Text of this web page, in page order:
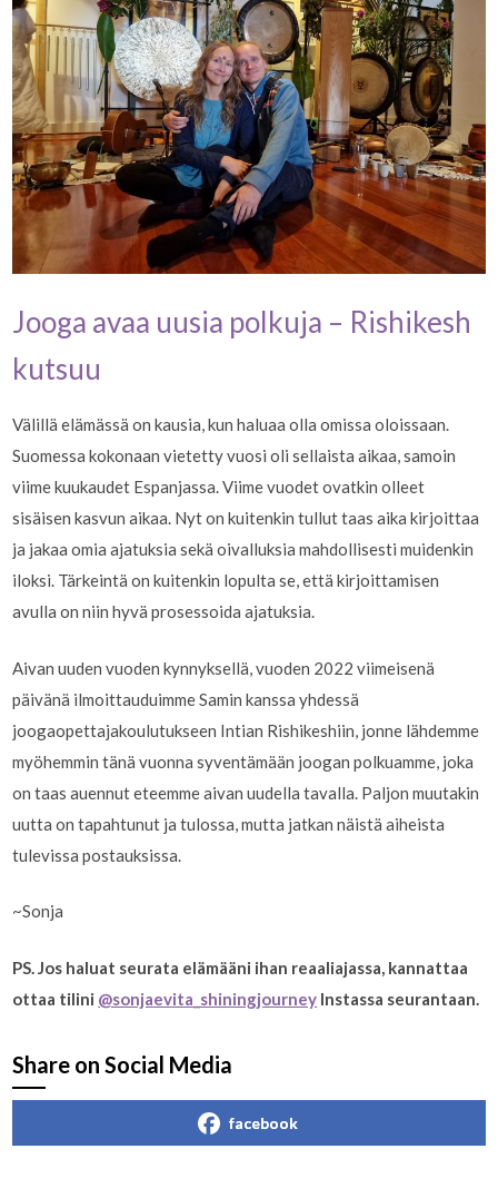
Jooga avaa uusia polkuja – Rishikesh
kutsuu
Välillä elämässä on kausia, kun haluaa olla omissa oloissaan.
Suomessa kokonaan vietetty vuosi oli sellaista aikaa, samoin
viime kuukaudet Espanjassa. Viime vuodet ovatkin olleet
sisäisen kasvun aikaa. Nyt on kuitenkin tullut taas aika kirjoittaa
ja jakaa omia ajatuksia sekä oivalluksia mahdollisesti muidenkin
iloksi. Tärkeintä on kuitenkin lopulta se, että kirjoittamisen
avulla on niin hyvä prosessoida ajatuksia.
Aivan uuden vuoden kynnyksellä, vuoden 2022 viimeisenä
päivänä ilmoittauduimme Samin kanssa yhdessä
joogaopettajakoulutukseen Intian Rishikeshiin, jonne lähdemme
myöhemmin tänä vuonna syventämään joogan polkuamme, joka
on taas auennut eteemme aivan uudella tavalla. Paljon muutakin
uutta on tapahtunut ja tulossa, mutta jatkan näistä aiheista
tulevissa postauksissa.
~Sonja
PS. Jos haluat seurata elämääni ihan reaaliajassa, kannattaa
ottaa tilini @sonjaevita_shiningjourney Instassa seurantaan.
Share on Social Media
facebook